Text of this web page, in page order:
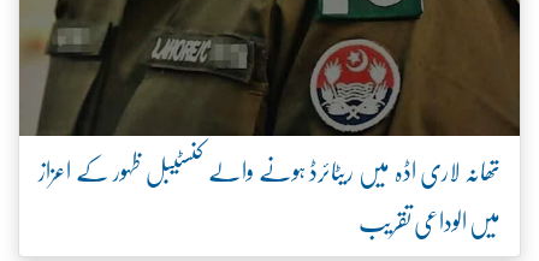
تھانہ لاری اڈہ میں ریٹائرڈ ہونے والے کنسٹیبل ظہور کے اعزاز
میں الوداعی تقریب